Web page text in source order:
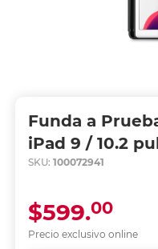
Funda a
iPad 9 / 10.2
SKU: 100072941
Precio exclusivo online
$599.00